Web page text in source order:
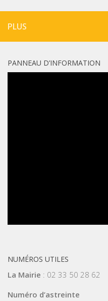
PLUS
PANNEAU D’INFORMATION
NUMÉROS UTILES
La Mairie : 02 33 50 28 62
Numéro d’astreinte